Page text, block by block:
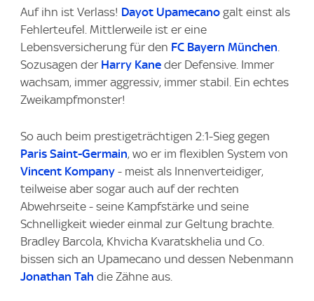
Auf ihn ist Verlass! Dayot Upamecano galt einst als
Fehlerteufel. Mittlerweile ist er eine
Lebensversicherung für den FC Bayern München.
Sozusagen der Harry Kane der Defensive. Immer
wachsam, immer aggressiv, immer stabil. Ein echtes
Zweikampfmonster!
So auch beim prestigeträchtigen 2:1-Sieg gegen
Paris Saint-Germain, wo er im flexiblen System von
Vincent Kompany - meist als Innenverteidiger,
teilweise aber sogar auch auf der rechten
Abwehrseite - seine Kampfstärke und seine
Schnelligkeit wieder einmal zur Geltung brachte.
Bradley Barcola, Khvicha Kvaratskhelia und Co.
bissen sich an Upamecano und dessen Nebenmann
Jonathan Tah die Zähne aus.